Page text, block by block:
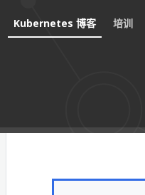
Kubernetes 博客 培训